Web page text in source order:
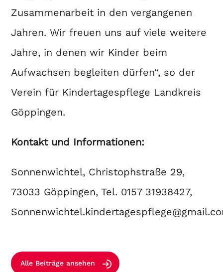
Zusammenarbeit in den vergangenen
Jahren. Wir freuen uns auf viele weitere
Jahre, in denen wir Kinder beim
Aufwachsen begleiten dürfen“, so der
Verein für Kindertagespflege Landkreis
Göppingen.
Kontakt und Informationen:
Sonnenwichtel, Christophstraße 29,
73033 Göppingen, Tel. 0157 31938427,
Alle Beiträge ansehen